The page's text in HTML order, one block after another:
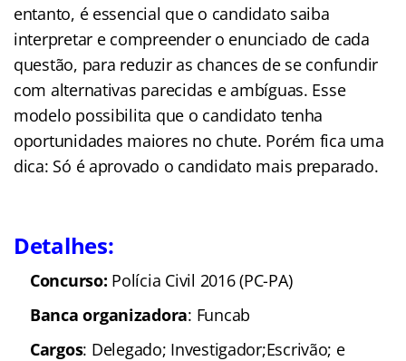
entanto, é essencial que o candidato saiba
interpretar e compreender o enunciado de cada
questão, para reduzir as chances de se confundir
com alternativas parecidas e ambíguas. Esse
modelo possibilita que o candidato tenha
oportunidades maiores no chute. Porém fica uma
dica: Só é aprovado o candidato mais preparado.
Detalhes:
Concurso: Polícia Civil 2016 (PC-PA)
Banca organizadora: Funcab
Cargos: Delegado; Investigador;Escrivão; e